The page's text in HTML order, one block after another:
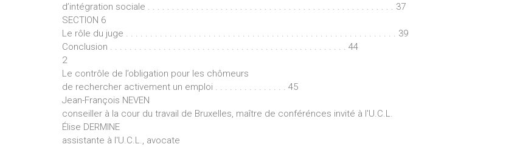
d’intégration sociale . . . . . . . . . . . . . . . . . . . . . . . . . . . . . . . . . . . . . . . . . . . . . . . . . . . 37
SECTION 6
Le rôle du juge . . . . . . . . . . . . . . . . . . . . . . . . . . . . . . . . . . . . . . . . . . . . . . . . . . . . . . . . 39
Conclusion . . . . . . . . . . . . . . . . . . . . . . . . . . . . . . . . . . . . . . . . . . . . . . . . . 44
2
Le contrôle de l’obligation pour les chômeurs
de rechercher activement un emploi . . . . . . . . . . . . . . . 45
Jean-François NEVEN
conseiller à la cour du travail de Bruxelles, maître de conférénces invité à l'U.C.L.
Élise DERMINE
assistante à l'U.C.L., avocate